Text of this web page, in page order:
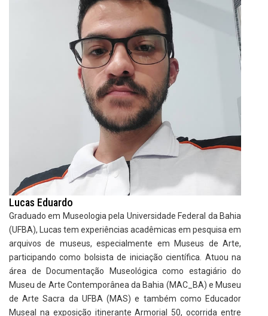
Lucas Eduardo
Graduado em Museologia pela Universidade Federal da Bahia
(UFBA), Lucas tem experiências acadêmicas em pesquisa em
arquivos de museus, especialmente em Museus de Arte,
participando como bolsista de iniciação científica. Atuou na
área de Documentação Museológica como estagiário do
Museu de Arte Contemporânea da Bahia (MAC_BA) e Museu
de Arte Sacra da UFBA (MAS) e também como Educador
Museal na exposição itinerante Armorial 50, ocorrida entre